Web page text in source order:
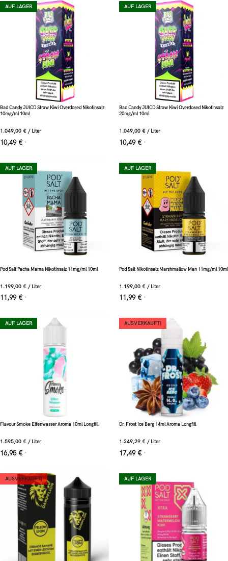
AUF LAGER
Bad Candy JUICD Straw Kiwi Overdosed Nikotinsalz
10mg/ml 10ml
1.049,00 € / Liter
10,49 € *
AUF LAGER
Bad Candy JUICD Straw Kiwi Overdosed Nikotinsalz
20mg/ml 10ml
1.049,00 € / Liter
10,49 € *
AUF LAGER
Pod Salt Pacha Mama Nikotinsalz 11mg/ml 10ml
1.199,00 € / Liter
11,99 € *
AUF LAGER
Pod Salt Nikotinsalz Marshmallow Man 11mg/ml 10ml
1.199,00 € / Liter
11,99 € *
AUF LAGER
Flavour Smoke Elfenwasser Aroma 10ml Longfill
1.595,00 € / Liter
16,95 € *
AUSVERKAUFT!
Dr. Frost Ice Berg 14ml Aroma Longfill
1.249,29 € / Liter
17,49 € *
AUSVERKAUFT! AUF LAGER